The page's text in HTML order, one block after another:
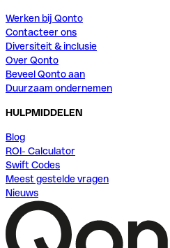
Werken bij Qonto
Contacteer ons
Diversiteit & inclusie
Over Qonto
Beveel Qonto aan
Duurzaam ondernemen
HULPMIDDELEN
Blog
ROI- Calculator
Swift Codes
Meest gestelde vragen
Nieuws